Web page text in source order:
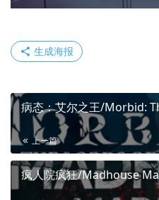
生成海报
病态：艾尔之王/Morbid:
上一篇
疯人院疯狂/Madhouse